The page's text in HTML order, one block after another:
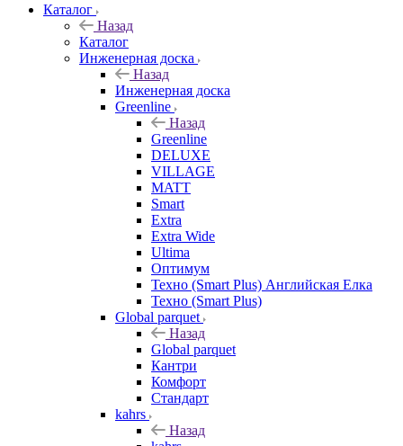
Каталог
Назад
Каталог
Инженерная доска
Назад
Инженерная доска
Greenline
Назад
Greenline
DELUXE
VILLAGE
MATT
Smart
Extra
Extra Wide
Ultima
Оптимум
Техно (Smart Plus) Английская Елка
Техно (Smart Plus)
Global parquet
Назад
Global parquet
Кантри
Комфорт
Стандарт
kahrs
Назад